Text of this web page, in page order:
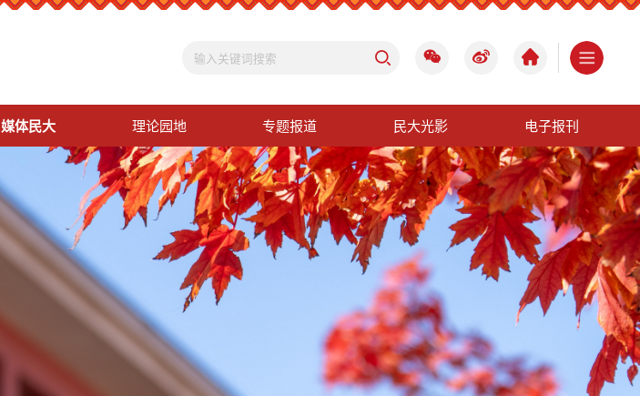
媒体民大 理论园地 专题报道 民大光影 电子报刊